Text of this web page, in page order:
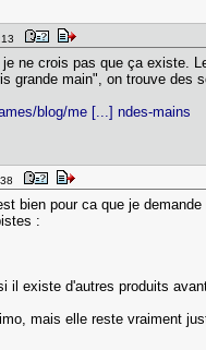
ne crois pas que ça existe.
grande main", on trouve des
blog/me [...] ndes-mains
bien pour ca que je
:
il existe d'autres produits
mais elle reste vraiment